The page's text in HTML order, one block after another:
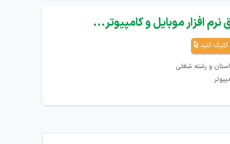
افزار موبایل و کامپیوتر...
کلیک کنید
و رشته شغلی